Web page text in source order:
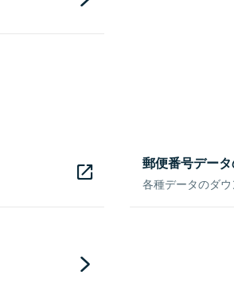
郵便番号デー
各種データのダ